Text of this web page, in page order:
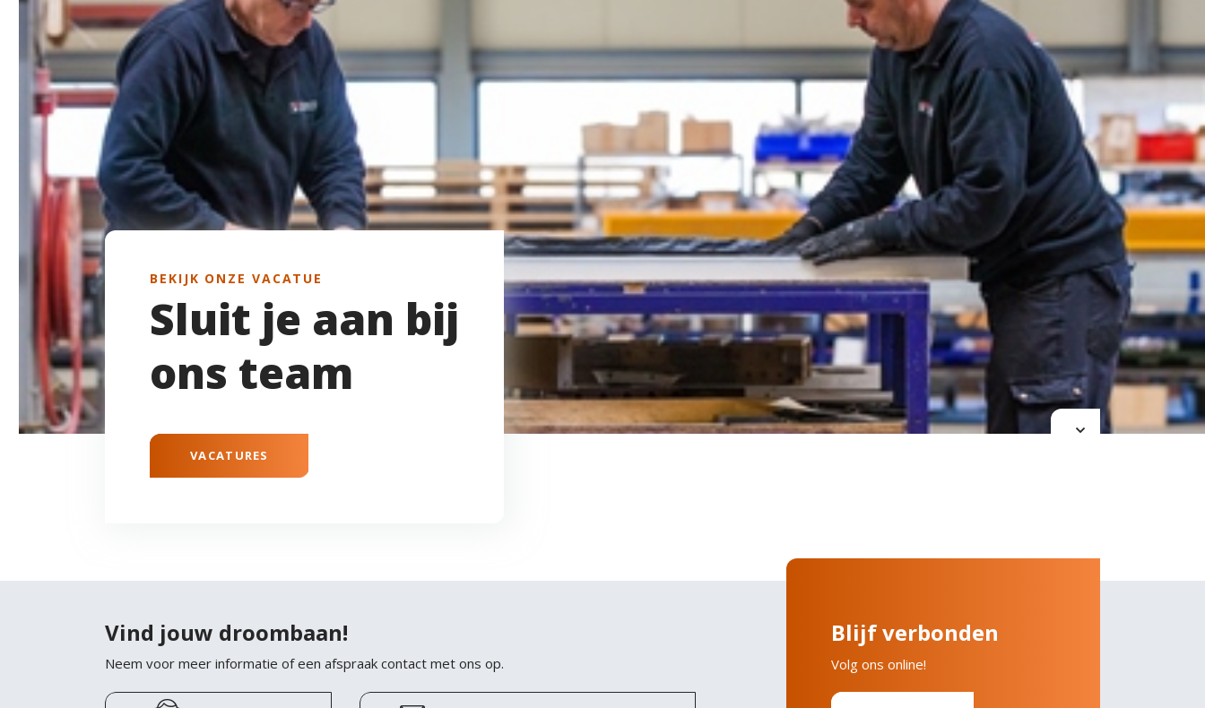
BEKIJK ONZE VACATUE
Sluit je aan bij
ons team
VACATURES
Vind jouw droombaan!
Neem voor meer informatie of een afspraak contact met ons op.
Blijf verbonden
Volg ons online!